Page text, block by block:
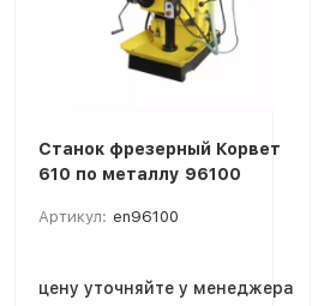
Станок фрезерный Корвет
610 по металлу 96100
Артикул: en96100
цену уточняйте у менеджера